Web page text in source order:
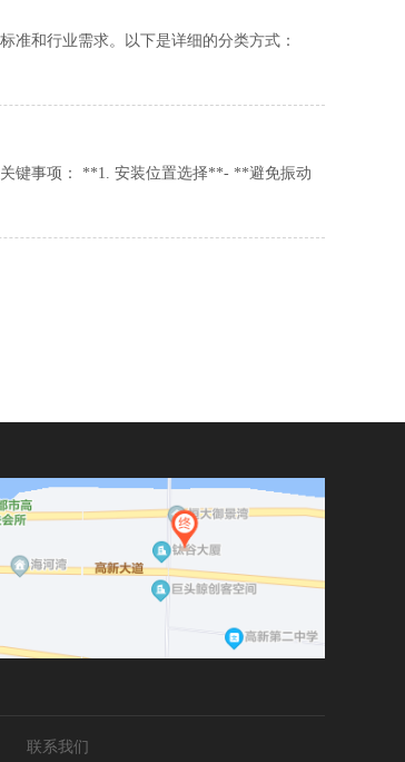
准和行业需求。以下是详细的分类方式：
键事项： **1. 安装位置选择**- **避免振动
联系我们